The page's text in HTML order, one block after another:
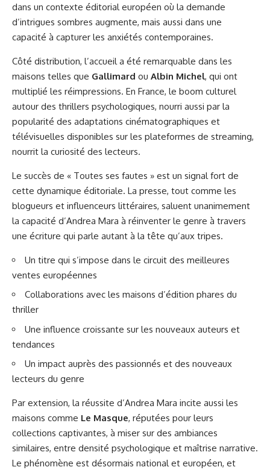
dans un contexte éditorial européen où la demande
d’intrigues sombres augmente, mais aussi dans une
capacité à capturer les anxiétés contemporaines.
Côté distribution, l’accueil a été remarquable dans les
maisons telles que Gallimard ou Albin Michel, qui ont
multiplié les réimpressions. En France, le boom culturel
autour des thrillers psychologiques, nourri aussi par la
popularité des adaptations cinématographiques et
télévisuelles disponibles sur les plateformes de streaming,
nourrit la curiosité des lecteurs.
Le succès de « Toutes ses fautes » est un signal fort de
cette dynamique éditoriale. La presse, tout comme les
blogueurs et influenceurs littéraires, saluent unanimement
la capacité d’Andrea Mara à réinventer le genre à travers
une écriture qui parle autant à la tête qu’aux tripes.
Un titre qui s’impose dans le circuit des meilleures
ventes européennes
Collaborations avec les maisons d’édition phares du
thriller
Une influence croissante sur les nouveaux auteurs et
tendances
Un impact auprès des passionnés et des nouveaux
lecteurs du genre
Par extension, la réussite d’Andrea Mara incite aussi les
maisons comme Le Masque, réputées pour leurs
collections captivantes, à miser sur des ambiances
similaires, entre densité psychologique et maîtrise narrative.
Le phénomène est désormais national et européen, et